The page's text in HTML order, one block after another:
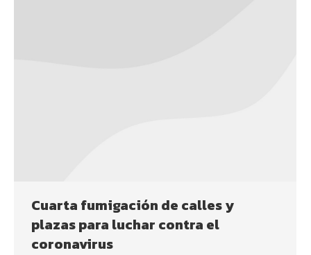
Cuarta fumigación de calles y
plazas para luchar contra el
coronavirus